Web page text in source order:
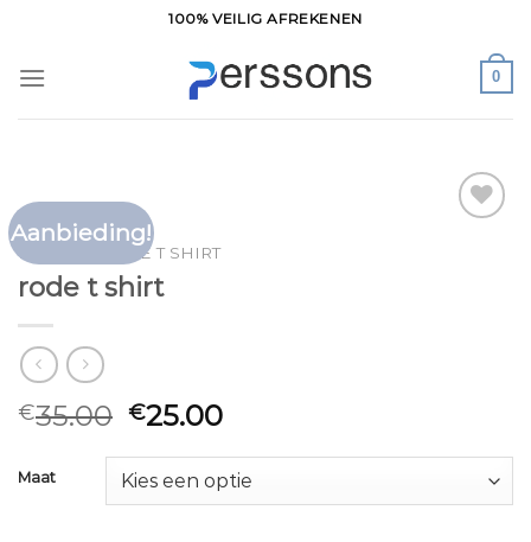
inhoud
100% VEILIG AFREKENEN
0
Aanbieding!
HOME RODE T SHIRT
rode t shirt
€35.00 €25.00
Maat